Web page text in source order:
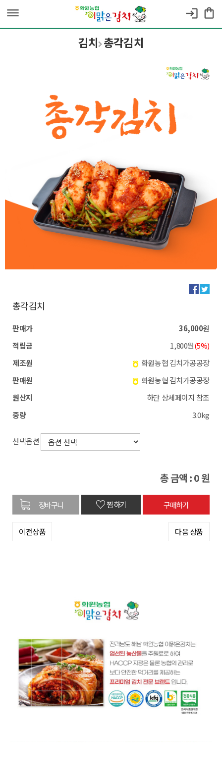
dehaze login shopping_bag
김치 총각김치
총각김치
판매가 36,000원
적립금
1,800원(5%)
제조원
화원농협 김치가공공장
판매원
화원농협 김치가공공장
원산지
하단 상세페이지 참조
중량
3.0kg
선택옵션
총 금액 :0원
♡찜하기
이전상품 다음 상품